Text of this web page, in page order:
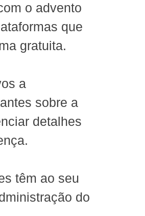
o advento
que
gratuita.
a
sobre a
detalhes
têm ao seu
do